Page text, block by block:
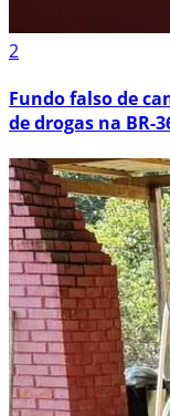
2
Fundo falso de
de drogas na BR-